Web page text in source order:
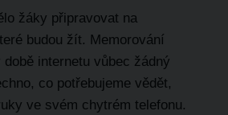
žáky připravovat na
budou žít. Memorování
internetu vůbec žádný
co potřebujeme vědět,
ve svém chytrém telefonu.